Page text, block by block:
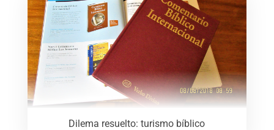
Dilema resuelto: turismo bíblico